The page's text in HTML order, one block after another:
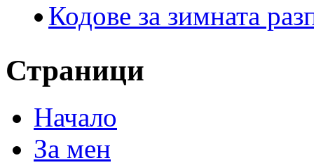
Кодове за зимната
Страници
Начало
За мен